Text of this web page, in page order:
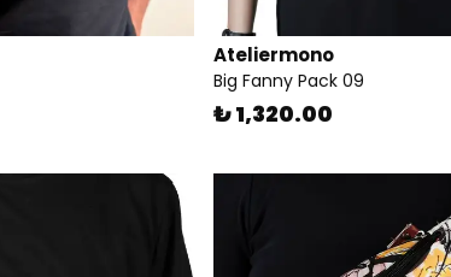
Ateliermono
Big Fanny Pack 09
₺ 1,320.00